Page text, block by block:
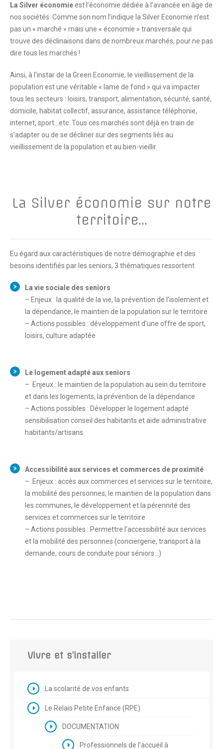
La Silver économieest l’économie dédiée à l’avancée en âge de
nos sociétés. Comme son nom l’indique la Silver Economie n’est
pas un « marché » mais une « économie » transversale qui
trouve des déclinaisons dans de nombreux marchés, pour ne pas
dire tous les marchés !
Ainsi, à l’instar de la Green Economie, le vieillissement de la
population est une véritable « lame de fond » qui va impacter
tous les secteurs : loisirs, transport, alimentation, sécurité, santé,
domicile, habitat collectif, assurance, assistance téléphonie,
internet, sport…etc. Tous ces marchés sont déjà en train de
s’adapter ou de se décliner sur des segments liés au
vieillissement de la population et au bien-vieillir.
La Silver économie sur notre
territoire…
Eu égard aux caractéristiques de notre démographie et des
besoins identifiés par les seniors, 3 thématiques ressortent
La vie sociale des seniors
– Enjeux : la qualité de la vie, la prévention de l’isolement et
la dépendance, le maintien de la population sur le territoire
– Actions possibles : développement d’une offre de sport,
loisirs, culture adaptée
Le logement adapté aux seniors
– Enjeux : le maintien de la population au sein du territoire
et dans les logements, la prévention de la dépendance
– Actions possibles : Développer le logement adapté
sensibilisation conseil des habitants et aide administrative
habitants/artisans
Accessibilité aux services et commerces de proximité
– Enjeux : accès aux commerces et services sur le territoire,
la mobilité des personnes, le maintien de la population dans
les communes, le développement et la pérennité des
services et commerces sur le territoire
– Actions possibles : Permettre l’accessibilité aux services
et la mobilité des personnes (conciergerie, transport à la
demande, cours de conduite pour séniors…)
Vivre et s’installer
La scolarité de vos enfants
Le Relais Petite Enfance (RPE)
DOCUMENTATION
Professionnels de l’accueil à